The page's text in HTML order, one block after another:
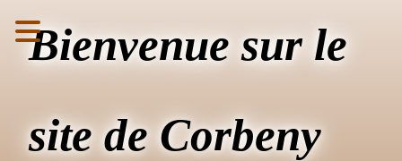
Bienvenue sur le
site de Corbeny